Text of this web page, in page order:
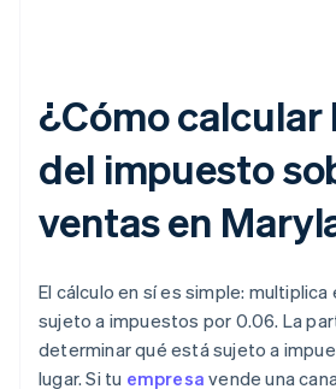
¿Cómo calcular
del impuesto
ventas en
El cálculo en sí es simple:
sujeto a impuestos por 0.06. La
determinar qué está sujeto a
lugar. Si tu empresa vende una